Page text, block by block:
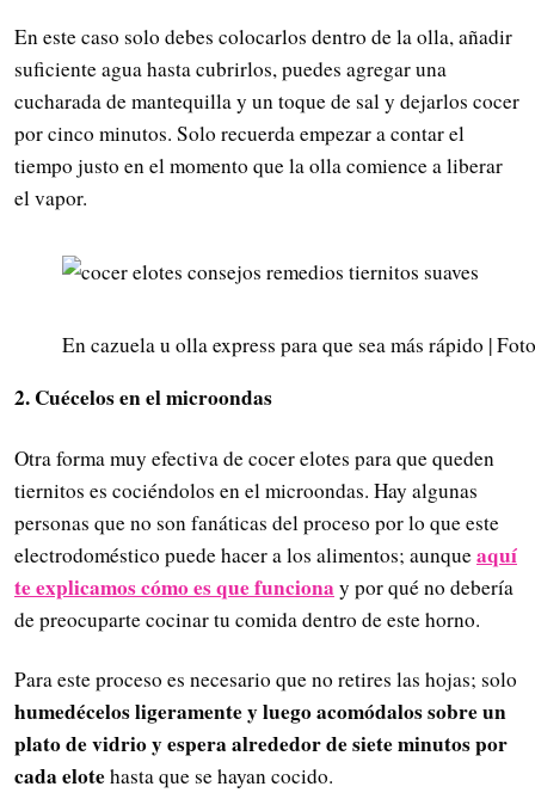
En este caso solo debes colocarlos dentro de la olla, añadir
suficiente agua hasta cubrirlos, puedes agregar una
cucharada de mantequilla y un toque de sal y dejarlos cocer
por cinco minutos. Solo recuerda empezar a contar el
tiempo justo en el momento que la olla comience a liberar
el vapor.
En cazuela u olla express para que sea más rápido |
2. Cuécelos en el microondas
Otra forma muy efectiva de cocer elotes para que queden
tiernitos es cociéndolos en el microondas. Hay algunas
personas que no son fanáticas del proceso por lo que este
electrodoméstico puede hacer a los alimentos; aunqueaquí
te explicamos cómo es que funciona y por qué no debería
de preocuparte cocinar tu comida dentro de este horno.
Para este proceso es necesario que no retires las hojas; solo
humedécelos ligeramente y luego acomódalos sobre un
plato de vidrio y espera alrededor de siete minutos por
cada elotehasta que se hayan cocido.